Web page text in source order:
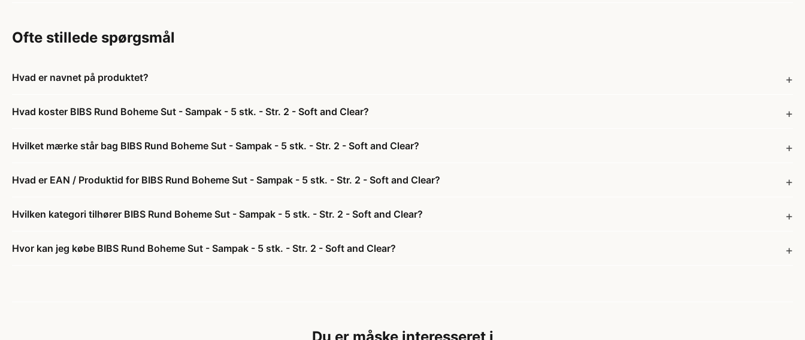
Ofte stillede spørgsmål
Hvad er navnet på produktet?
Hvad koster BIBS Rund Boheme Sut - Sampak - 5 stk. - Str. 2 - Soft and Clear?
Hvilket mærke står bag BIBS Rund Boheme Sut - Sampak - 5 stk. - Str. 2 - Soft and Clear?
Hvad er EAN / Produktid for BIBS Rund Boheme Sut - Sampak - 5 stk. - Str. 2 - Soft and Clear?
Hvilken kategori tilhører BIBS Rund Boheme Sut - Sampak - 5 stk. - Str. 2 - Soft and Clear?
Hvor kan jeg købe BIBS Rund Boheme Sut - Sampak - 5 stk. - Str. 2 - Soft and Clear?